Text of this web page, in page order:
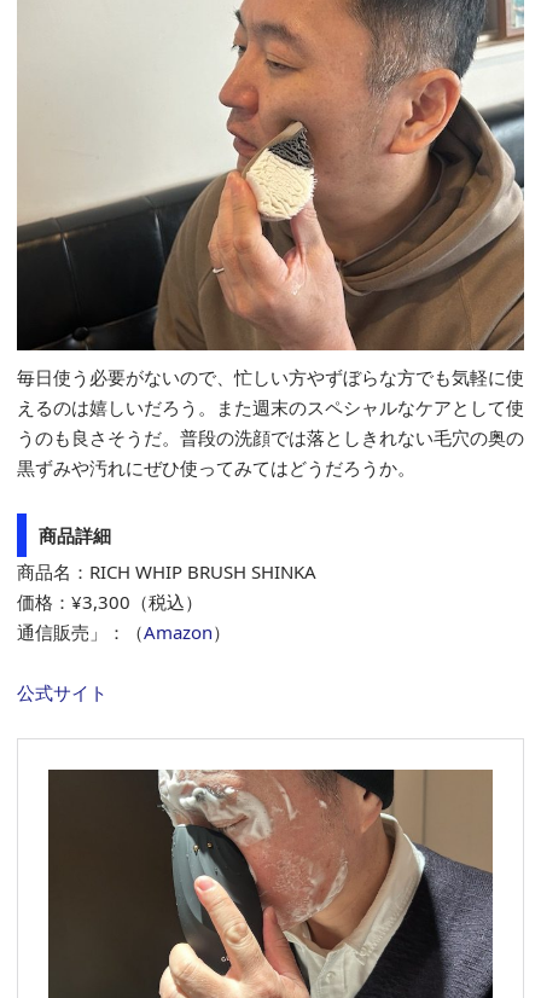
毎日使う必要がないので、忙しい方やずぼらな方でも気軽に使
えるのは嬉しいだろう。また週末のスペシャルなケアとして使
うのも良さそうだ。普段の洗顔では落としきれない毛穴の奥の
黒ずみや汚れにぜひ使ってみてはどうだろうか。
商品詳細
商品名：RICH WHIP BRUSH SHINKA
価格：¥3,300（税込）
通信販売」：（Amazon）
公式サイト